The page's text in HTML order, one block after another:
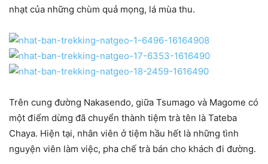
nhạt của những chùm quả mọng, lá mùa thu.
Trên cung đường Nakasendo, giữa Tsumago và Magome có
một điểm dừng đã chuyển thành tiệm trà tên là Tateba
Chaya. Hiện tại, nhân viên ở tiệm hầu hết là những tình
nguyện viên làm việc, pha chế trà bán cho khách đi đường.